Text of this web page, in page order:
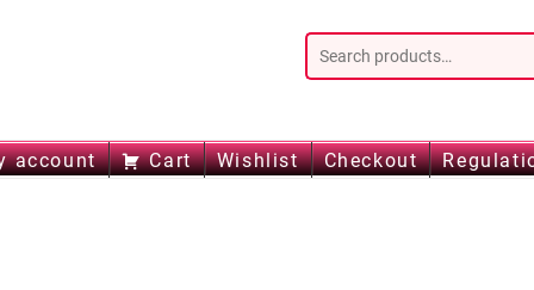
account Cart Wishlist Checkout